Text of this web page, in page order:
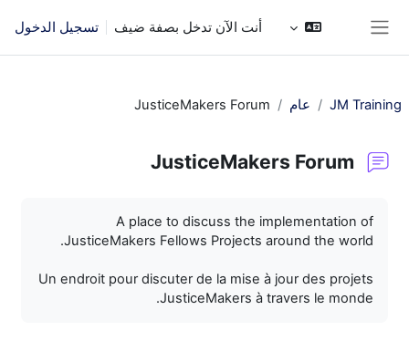
أنت الآن تدخل بصفة ضيف تسجيل الدخول
JM Training عام JusticeMakers Forum
JusticeMakers Forum
A place to discuss the implementation of
JusticeMakers Fellows Projects around the world.
Un endroit pour discuter de la mise à jour des projets
JusticeMakers à travers le monde.